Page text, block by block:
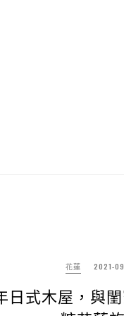
花蓮 2021-
日式木屋，與